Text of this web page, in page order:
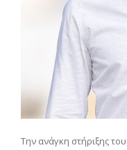
Την ανάγκη στήριξης